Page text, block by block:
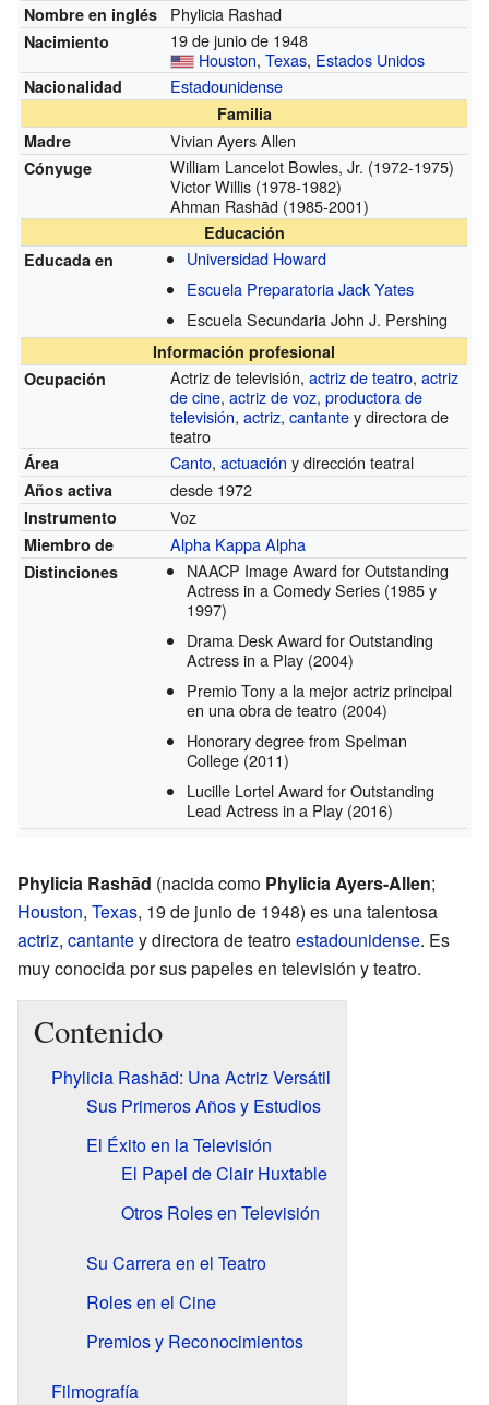
Nombre en inglés Phylicia Rashad
Nacimiento
19 de junio de 1948
Houston,Texas, Estados Unidos
Nacionalidad Estadounidense
Familia
Madre
Vivian Ayers Allen
Cónyuge
William Lancelot Bowles, Jr. (1972-1975)
Victor Willis (1978-1982)
Ahman Rashād (1985-2001)
Educación
Educada en
Universidad Howard
Escuela Preparatoria Jack Yates
Escuela Secundaria John J. Pershing
Información profesional
Ocupación
Actriz de televisión,actriz de teatro,actriz
de cine,actriz de voz,productora de
televisión,actriz,cantantey directora de
teatro
Área Canto,actuación y dirección teatral
Años activa desde 1972
Instrumento Voz
Miembro de Alpha Kappa Alpha
Distinciones
NAACP Image Award for Outstanding
Actress in a Comedy Series (1985 y
1997)
Drama Desk Award for Outstanding
Actress in a Play (2004)
Premio Tony a la mejor actriz principal
en una obra de teatro (2004)
Honorary degree from Spelman
College (2011)
Lucille Lortel Award for Outstanding
Lead Actress in a Play (2016)
Phylicia Rashād (nacida como Phylicia Ayers-Allen;
Houston, Texas, 19 de junio de 1948) es una talentosa
actriz, cantantey directora de teatroestadounidense. Es
muy conocida por sus papeles en televisión y teatro.
Contenido
Phylicia Rashād: Una Actriz Versátil
Sus Primeros Años y Estudios
El Éxito en la Televisión
El Papel de Clair Huxtable
Otros Roles en Televisión
Su Carrera en el Teatro
Roles en el Cine
Premios y Reconocimientos
Filmografía